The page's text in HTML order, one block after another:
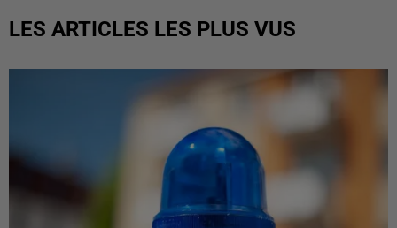
LES ARTICLES LES PLUS VUS